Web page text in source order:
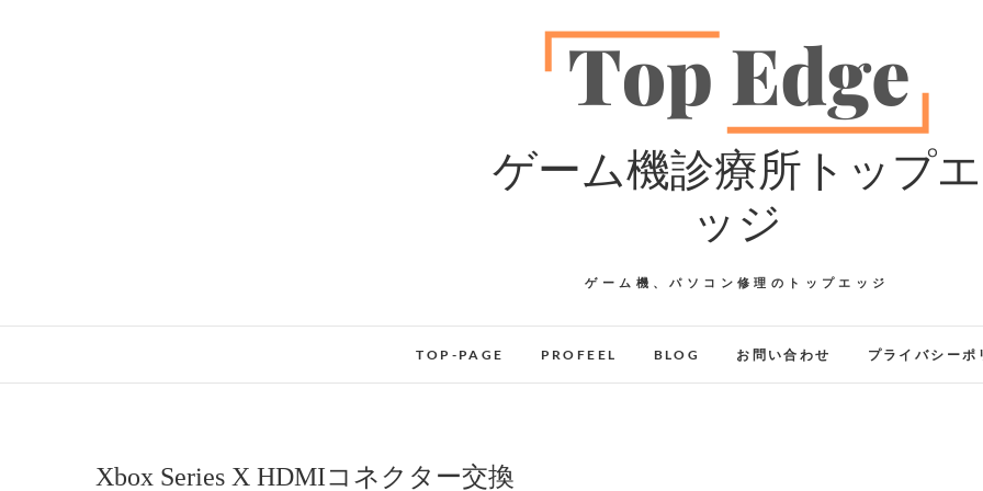
ゲーム機診療所トップエ
ッジ
ゲーム機、パソコン修理のトップエッジ
TOP-PAGE PROFEEL BLOG お問い合わせ プライバシーポ
Xbox Series X HDMIコネクター交換